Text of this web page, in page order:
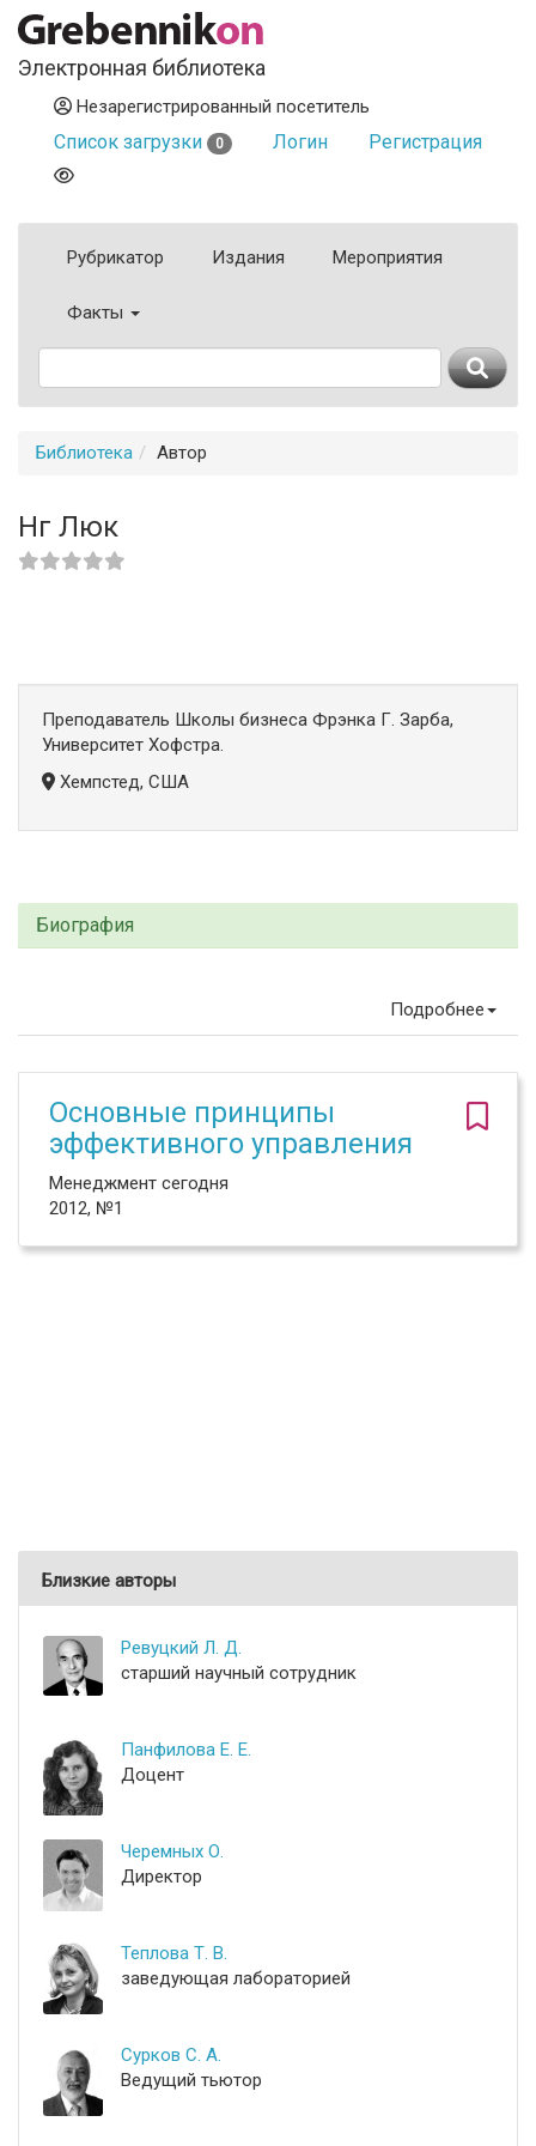
Электронная библиотека
Незарегистрированный посетитель
Список загрузки 0 Логин Регистрация
Рубрикатор Издания Мероприятия
Факты
Библиотека Автор
Нг Люк
Преподаватель Школы бизнеса Фрэнка Г. Зарба,
Университет Хофстра.
Хемпстед, США
Биография
Подробнее
Основные принципы
эффективного управления
Менеджмент сегодня
2012, №1
Близкие авторы
Ревуцкий Л. Д.
старший научный сотрудник
Панфилова Е. Е.
Доцент
Черемных О.
Директор
Теплова Т. В.
заведующая лабораторией
Сурков С. А.
Ведущий тьютор